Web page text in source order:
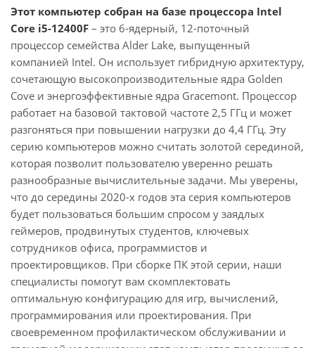
Этот компьютер собран на базе процессора Intel
Core i5-12400F – это 6-ядерный, 12-поточный
процессор семейства Alder Lake, выпущенный
компанией Intel. Он использует гибридную архитектуру,
сочетающую высокопроизводительные ядра Golden
Cove и энергоэффективные ядра Gracemont. Процессор
работает на базовой тактовой частоте 2,5 ГГц и может
разгоняться при повышении нагрузки до 4,4 ГГц. Эту
серию компьютеров можно считать золотой серединой,
которая позволит пользователю уверенно решать
разнообразные вычислительные задачи. Мы уверены,
что до середины 2020-х годов эта серия компьютеров
будет пользоваться большим спросом у заядлых
геймеров, продвинутых студентов, ключевых
сотрудников офиса, программистов и
проектировщиков. При сборке ПК этой серии, наши
специалисты помогут вам скомплектовать
оптимальную конфигурацию для игр, вычислений,
программирования или проектирования. При
своевременном профилактическом обслуживании и